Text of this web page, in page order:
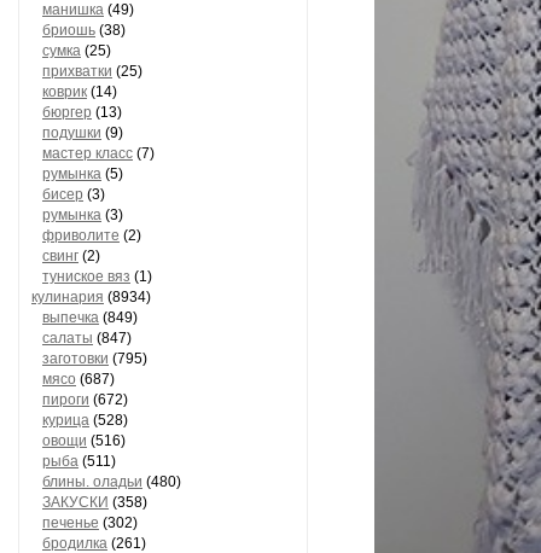
манишка (49)
бриошь (38)
сумка (25)
прихватки (25)
коврик (14)
бюргер (13)
подушки (9)
мастер класс (7)
румынка (5)
бисер (3)
румынка (3)
фриволите (2)
свинг (2)
туниское вяз (1)
кулинария (8934)
выпечка (849)
салаты (847)
заготовки (795)
мясо (687)
пироги (672)
курица (528)
овощи (516)
рыба (511)
блины. оладьи (480)
ЗАКУСКИ (358)
печенье (302)
бродилка (261)